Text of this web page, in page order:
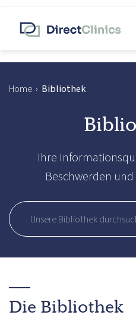
Home › Bibliothek
Ihre
Beschwerden
Die Bibliothek